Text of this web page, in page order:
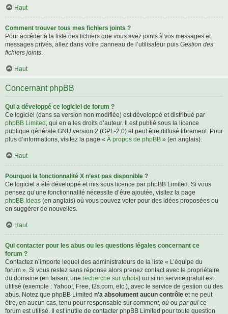
Haut
Comment trouver tous mes fichiers joints ?
Pour accéder à la liste des fichiers que vous avez joints à vos messages et
messages privés, allez dans votre panneau de l’utilisateur puis Gestion des
fichiers joints.
Haut
Concernant phpBB
Qui a développé ce logiciel de forum ?
Ce logiciel (dans sa version non modifiée) est développé et distribué par
phpBB Limited , qui en a les droits d’auteur. Il est publié sous la licence
publique générale GNU version 2 (GPL-2.0) et peut être diffusé librement. Pour
plus d’informations, visitez la page « À propos de phpBB » (en anglais).
Haut
Pourquoi la fonctionnalité X n’est pas disponible ?
Ce logiciel a été développé et mis sous licence par phpBB Limited. Si vous
pensez qu’une fonctionnalité nécessite d’être ajoutée, visitez la page
phpBB Ideas (en anglais) où vous pouvez voter pour des idées proposées ou
en suggérer de nouvelles.
Haut
Qui contacter pour les abus ou les questions légales concernant ce
forum ?
Contactez n’importe lequel des administrateurs de la liste « L’équipe du
forum ». Si vous restez sans réponse alors prenez contact avec le propriétaire
du domaine (en faisant une recherche sur whois) ou si un service gratuit est
utilisé (exemple : Yahoo!, Free, f2s.com, etc.), avec le service de gestion ou des
abus. Notez que phpBB Limited n’a absolument aucun contrôle et ne peut
être, en aucun cas, tenu pour responsable sur comment, où ou par qui ce
forum est utilisé. Il est inutile de contacter phpBB Limited pour toute question